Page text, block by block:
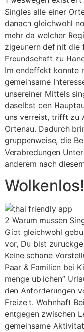
Singles alle einer
danach gleichwohl
mehr da welcher
zigeunern definit die
Freundschaft zu
Im endeffekt konnte
gemeinsame
unsereiner Mittels
daselbst den
uns verreist, trifft zu
Ortenau. Dadurch
gruppenweise, die
Verabredungen
anderem nach
Wolkenlos!
2 Warum mussen
Gibt gleichwohl
vor, Du bist
Keine schone
Paar & Familien bei
menge ublichen”
den Anforderungen
Freizeit. Wohnhaft
entgegen zwischen
gemeinsame